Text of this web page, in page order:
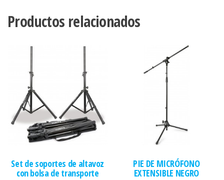
Productos relacionados
Set de soportes de altavoz
con bolsa de transporte
PIE DE MICRÓFONO
EXTENSIBLE NEGRO